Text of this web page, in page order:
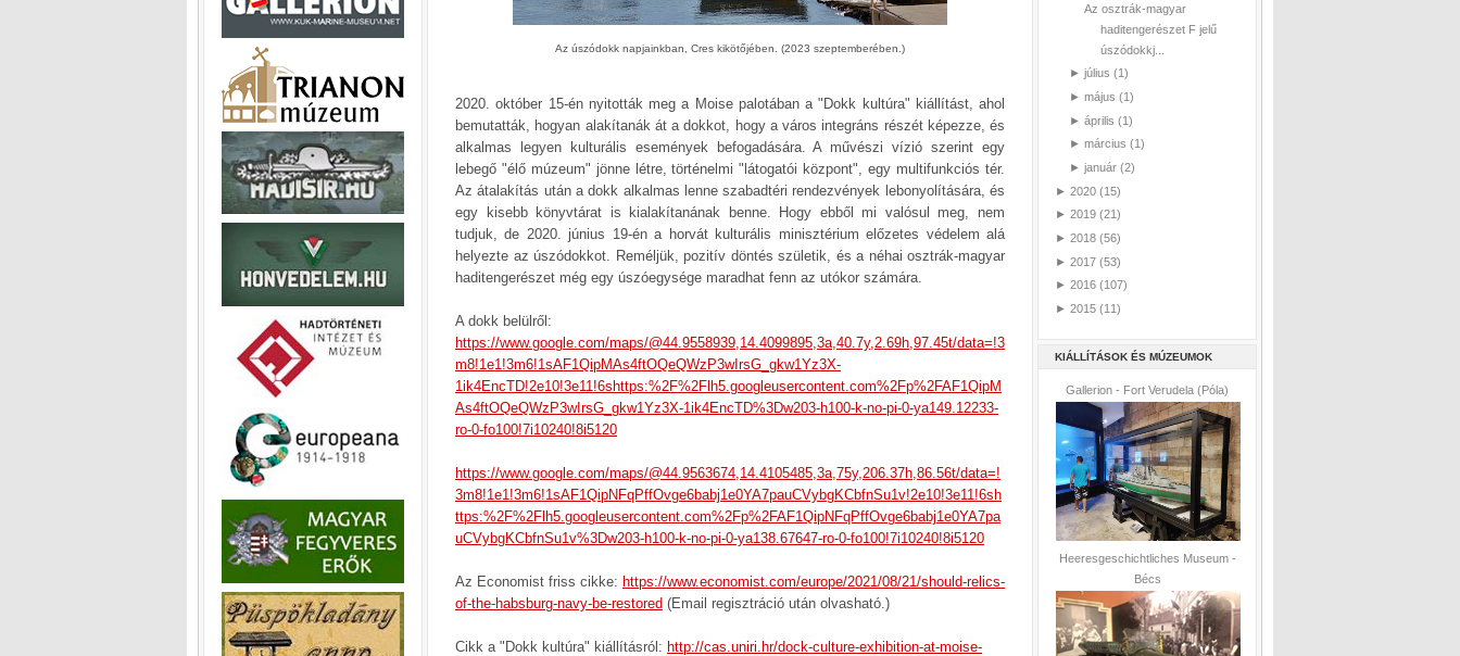
Az úszódokk napjainkban, Cres kikötőjében. (2023 szeptemberében.)
2020. október 15-én nyitották meg a Moise palotában a "Dokk kultúra" kiállítást, ahol
bemutatták, hogyan alakítanák át a dokkot, hogy a város integráns részét képezze, és
alkalmas legyen kulturális események befogadására. A művészi vízió szerint egy
lebegő "élő múzeum" jönne létre, történelmi "látogatói központ", egy multifunkciós tér.
Az átalakítás után a dokk alkalmas lenne szabadtéri rendezvények lebonyolítására, és
egy kisebb könyvtárat is kialakítanának benne. Hogy ebből mi valósul meg, nem
tudjuk, de 2020. június 19-én a horvát kulturális minisztérium előzetes védelem alá
helyezte az úszódokkot. Reméljük, pozitív döntés születik, és a néhai osztrák-magyar
haditengerészet még egy úszóegysége maradhat fenn az utókor számára.
A dokk belülről:
https://www.google.com/maps/@44.9558939,14.4099895,3a,40.7y,2.69h,97.45t/data=!3
m8!1e1!3m6!1sAF1QipMAs4ftOQeQWzP3wIrsG_gkw1Yz3X-
1ik4EncTD!2e10!3e11!6shttps:%2F%2Flh5.googleusercontent.com%2Fp%2FAF1QipM
As4ftOQeQWzP3wIrsG_gkw1Yz3X-1ik4EncTD%3Dw203-h100-k-no-pi-0-ya149.12233-
ro-0-fo100!7i10240!8i5120
https://www.google.com/maps/@44.9563674,14.4105485,3a,75y,206.37h,86.56t/data=!
3m8!1e1!3m6!1sAF1QipNFqPffOvge6babj1e0YA7pauCVybgKCbfnSu1v!2e10!3e11!6sh
ttps:%2F%2Flh5.googleusercontent.com%2Fp%2FAF1QipNFqPffOvge6babj1e0YA7pa
uCVybgKCbfnSu1v%3Dw203-h100-k-no-pi-0-ya138.67647-ro-0-fo100!7i10240!8i5120
Az Economist friss cikke: https://www.economist.com/europe/2021/08/21/should-relics-
of-the-habsburg-navy-be-restored (Email regisztráció után olvasható.)
Cikk a "Dokk kultúra" kiállításról: http://cas.uniri.hr/dock-culture-exhibition-at-moise-
Az osztrák-magyar
haditengerészet F jelű
úszódokkj...
► július (1)
► május (1)
► április (1)
► március (1)
► január (2)
► 2020 (15)
► 2019 (21)
► 2018 (56)
► 2017 (53)
► 2016 (107)
► 2015 (11)
KIÁLLÍTÁSOK ÉS MÚZEUMOK
Gallerion - Fort Verudela (Póla)
Heeresgeschichtliches Museum -
Bécs